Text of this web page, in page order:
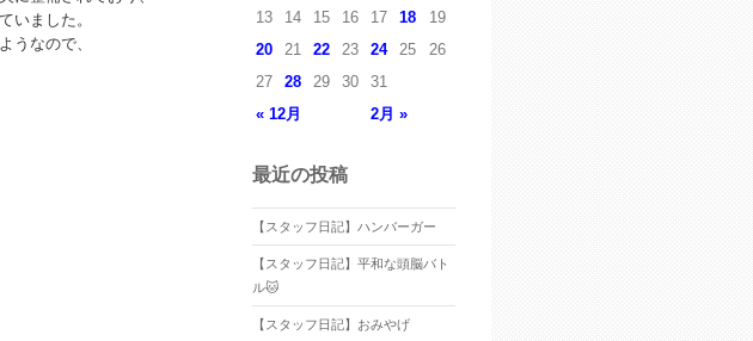
いました。
うなので、
« 12月 2月 »
13
14 15 16 17 18
19
20
21 22 23 24 25
26
27
28 29 30 31
最近の投稿
【スタッフ日記】ハンバーガー
【スタッフ日記】平和な頭脳バト
ル🐱
【スタッフ日記】おみやげ